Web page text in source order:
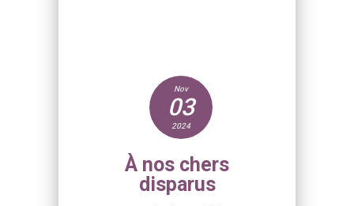
Nov
03
2024
À nos chers
disparus